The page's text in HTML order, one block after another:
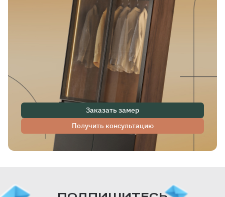
Заказать замер
Получить консультацию